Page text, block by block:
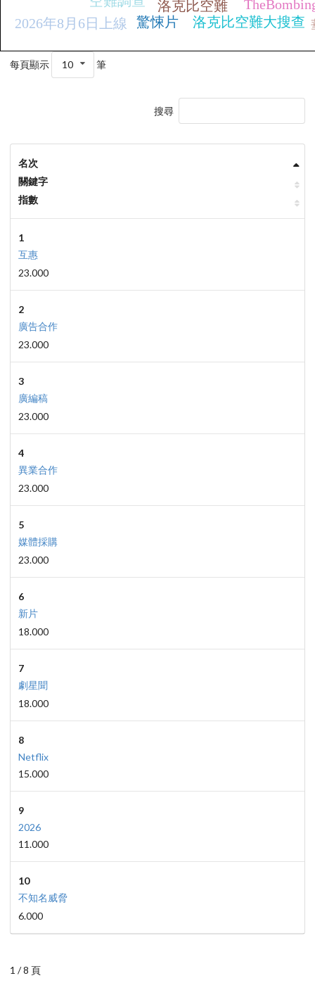
洛克比空難
洛克比空難大搜查
驚悚片
2026年8月6日上線
每頁顯示 10 筆
搜尋
名次
關鍵字
指數
1
互惠
23.000
2
廣告合作
23.000
3
廣編稿
23.000
4
異業合作
23.000
5
媒體採購
23.000
6
新片
18.000
7
劇星聞
18.000
8
Netflix
15.000
9
2026
11.000
10
不知名威脅
6.000
1 / 8 頁